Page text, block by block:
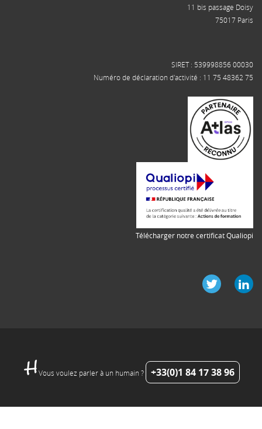
11 bis passage Doisy
75017 Paris
SIRET : 539998856 00030
Numéro de déclaration d'activité : 11 75 48362 75
Télécharger notre certificat Qualiopi
Vous voulez parler à un humain ? +33(0)1 84 17 38 96